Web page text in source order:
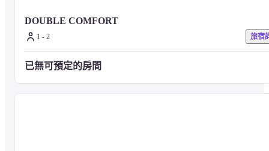
DOUBLE COMFORT
1 - 2 旅宿
已無可預定的房間